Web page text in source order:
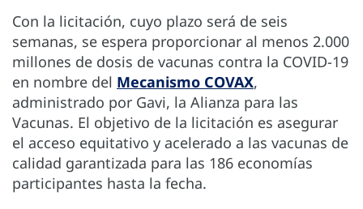
Con la licitación, cuyo plazo será de seis
semanas, se espera proporcionar al menos 2.000
millones de dosis de vacunas contra la COVID-19
en nombre del Mecanismo COVAX,
administrado por Gavi, la Alianza para las
Vacunas. El objetivo de la licitación es asegurar
el acceso equitativo y acelerado a las vacunas de
calidad garantizada para las 186 economías
participantes hasta la fecha.